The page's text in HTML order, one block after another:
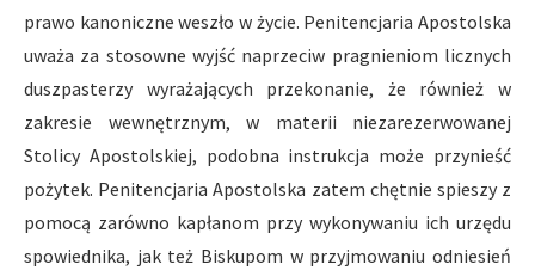
prawo kanoniczne weszło w życie. Penitencjaria Apostolska
uważa za stosowne wyjść naprzeciw pragnieniom licznych
duszpasterzy wyrażających przekonanie, że również w
zakresie wewnętrznym, w materii niezarezerwowanej
Stolicy Apostolskiej, podobna instrukcja może przynieść
pożytek. Penitencjaria Apostolska zatem chętnie spieszy z
pomocą zarówno kapłanom przy wykonywaniu ich urzędu
spowiednika, jak też Biskupom w przyjmowaniu odniesień